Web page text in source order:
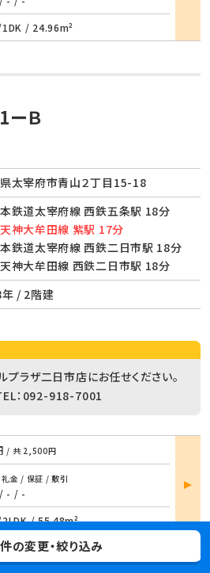
1DK / 24.96m²
Ｂ
太宰府市青山２丁目15-18
鉄道太宰府線 西鉄五条駅 18分
神大牟田線 紫駅 17分
鉄道太宰府線 西鉄二日市駅 18分
神大牟田線 西鉄二日市駅 18分
/ 2階建
ラザ二日市店にお任せください。
：092-918-7001
/ 共 2,500円
金 / 保証 / 敷引
/ - / -
2LDK/55.48m²
部屋
詳細
の変更・絞り込み